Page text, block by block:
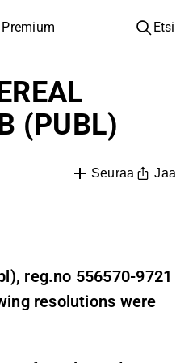
Premium
sijoitukseesi
Yhtiökokousten päivämäärät ja osakkeenomistajatiedot
Opi lukemaan ja ymmärtämään osakeanalyysiä
Oppaita ja oppitunteja sijoitusosaamisen kasvattamiseen
Etsi
(PUBL)
Seuraa Jaa
reg.no 556570-9721
resolutions were